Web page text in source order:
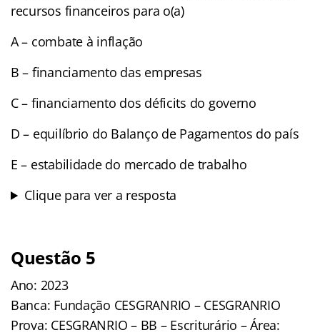
recursos financeiros para o(a)
A – combate à inflação
B – financiamento das empresas
C – financiamento dos déficits do governo
D – equilíbrio do Balanço de Pagamentos do país
E – estabilidade do mercado de trabalho
Clique para ver a resposta
Questão 5
Ano: 2023
Banca: Fundação CESGRANRIO – CESGRANRIO
Prova: CESGRANRIO – BB – Escriturário – Área: